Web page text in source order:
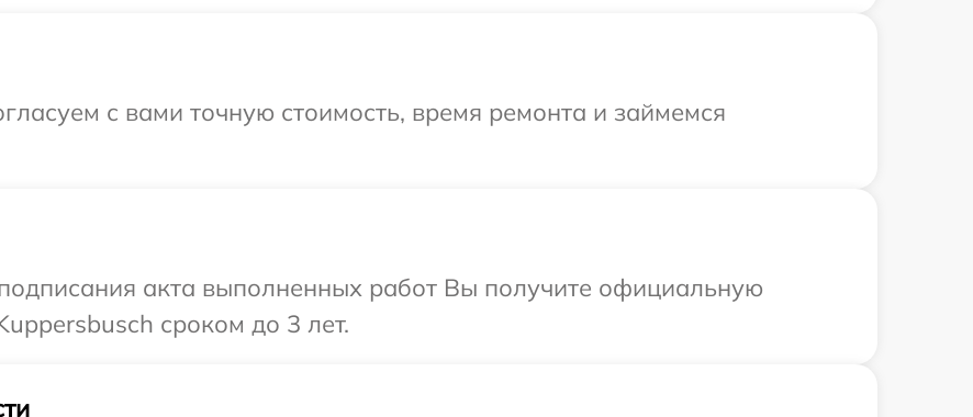
с вами точную стоимость, время ремонта и займемся
акта выполненных работ Вы получите официальную
сроком до 3 лет.